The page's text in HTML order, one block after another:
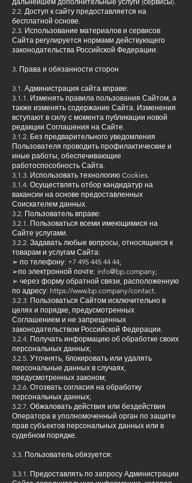
2.2. Доступ к сайту предоставляется на
бесплатной основе.
2.3. Использование материалов и сервисов
Сайта регулируется нормами действующего
законодательства Российской Федерации.
3. Права и обязанности сторон
3.1. Администрация сайта вправе:
3.1.1. Изменять правила пользования Сайтом, а
также изменять содержание Сайта. Изменения
вступают в силу с момента публикации новой
редакции Соглашения на Сайте.
3.1.2. Без предварительного уведомления
Пользователя проводить профилактические и
иные работы, обеспечивающие
работоспособность Сайта.
3.1.3. Использовать технологию Cookies.
3.1.4. Осуществлять отбор кандидатур на
вакансии на основе предоставленных
Соискателем данных.
3.2. Пользователь вправе:
3.2.1. Пользоваться всеми имеющимися на
Сайте услугами.
3.2.2. Задавать любые вопросы, относящиеся к
товарам и услугам Сайта:
➢ по телефону: +7 495 445 44 44;
➢по электронной почте: info@bp.company;
➢ через форму обратной связи, расположенную
по адресу: https://www.bp.company/contact.
3.2.3. Пользоваться Сайтом исключительно в
целях и порядке, предусмотренных
Соглашением и не запрещенных
законодательством Российской Федерации.
3.2.4. Получать информацию об обработке своих
персональных данных;
3.2.5. Уточнять, блокировать или удалять
персональные данных в случаях,
предусмотренных законом;
3.2.6. Отозвать согласия на обработку
персональных данных;
3.2.7. Обжаловать действия или бездействия
Оператора в уполномоченный орган по защите
прав субъектов персональных данных или в
судебном порядке.
3.3. Пользователь обязуется:
3.3.1. Предоставлять по запросу Администрации